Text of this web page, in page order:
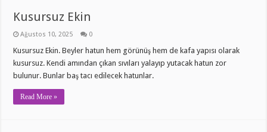
Kusursuz Ekin
Ağustos 10, 2025 0
Kusursuz Ekin. Beyler hatun hem görünüş hem de kafa yapısı olarak
kusursuz. Kendi amından çıkan sıvıları yalayıp yutacak hatun zor
bulunur. Bunlar baş tacı edilecek hatunlar.
Read More »